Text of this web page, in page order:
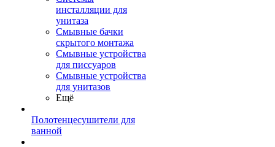
инсталляции для
унитаза
Смывные бачки
скрытого монтажа
Смывные устройства
для писсуаров
Смывные устройства
для унитазов
Ещё
Полотенцесушители для
ванной